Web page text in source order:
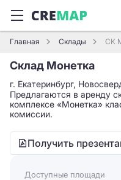
Главная Склады СК
Склад Монетка
г. Екатеринбург,
Предлагаются в аренду
комплексе «Монетка»
комиссии.
Получить
Доступные площади